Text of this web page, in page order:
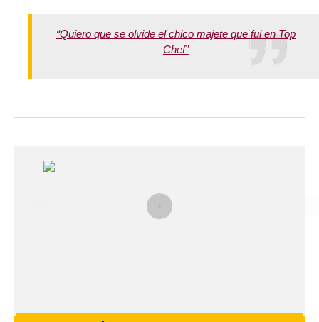
“Quiero que se olvide el chico majete que fui en Top
Chef”